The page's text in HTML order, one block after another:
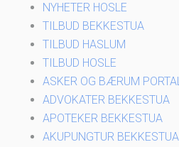
NYHETER HOSLE
TILBUD BEKKESTUA
TILBUD HASLUM
TILBUD HOSLE
ASKER OG BÆRUM
ADVOKATER BEKKESTUA
APOTEKER BEKKESTUA
AKUPUNGTUR BEKKESTUA